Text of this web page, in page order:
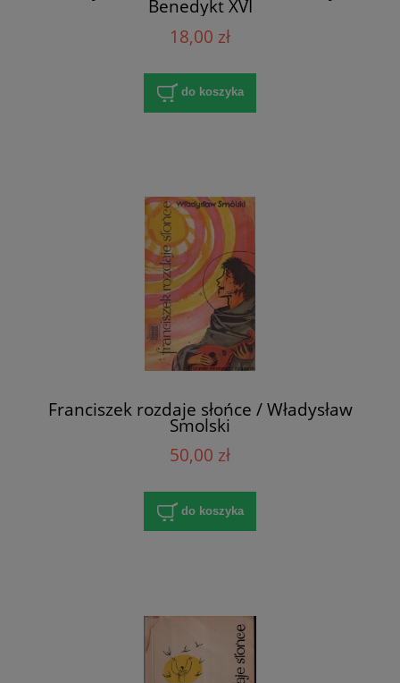
Benedykt XVI
18,00 zł
do koszyka
Franciszek rozdaje słońce / Władysław
Smolski
50,00 zł
do koszyka